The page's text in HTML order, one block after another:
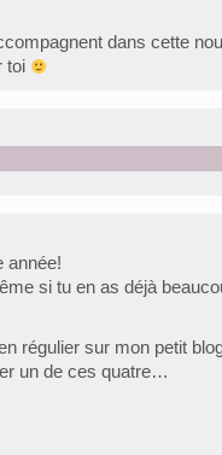
dans cette
toi
année!
si tu en as déjà
régulier sur mon petit
un de ces quatre…